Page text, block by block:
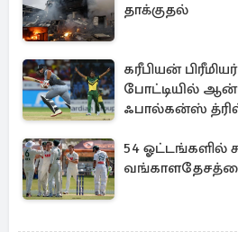
தாக்குதல்
கரீபியன்
போட்டியில்
ஃபால்கன்ஸ்
54 ஓட்டங்களில்